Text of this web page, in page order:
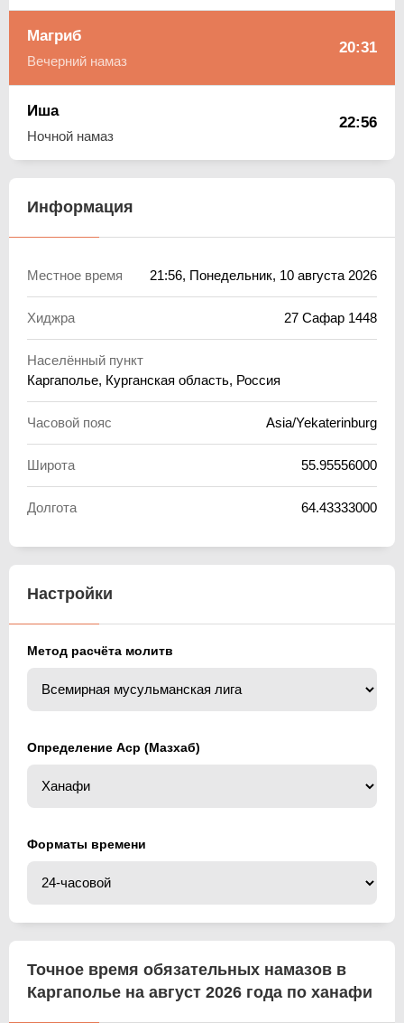
Магриб
Вечерний намаз
20:31
Иша
Ночной намаз
22:56
Информация
Местное время 21:56, Понедельник, 10 августа 2026
Хиджра 27 Сафар 1448
Населённый пункт
Каргаполье, Курганская область, Россия
Часовой пояс Asia/Yekaterinburg
Широта 55.95556000
Долгота 64.43333000
Настройки
Метод расчёта молитв
Определение Аср (Мазхаб)
Форматы времени
Точное время обязательных намазов в
Каргаполье на август 2026 года по ханафи